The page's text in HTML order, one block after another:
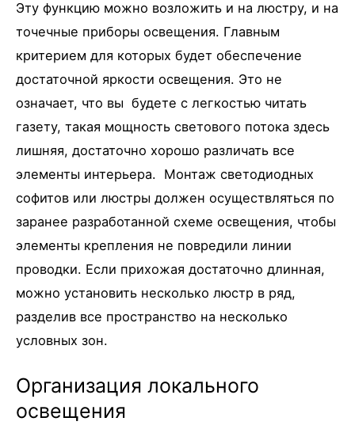
Эту функцию можно возложить и на люстру, и на
точечные приборы освещения. Главным
критерием для которых будет обеспечение
достаточной яркости освещения. Это не
означает, что вы будете с легкостью читать
газету, такая мощность светового потока здесь
лишняя, достаточно хорошо различать все
элементы интерьера. Монтаж светодиодных
софитов или люстры должен осуществляться по
заранее разработанной схеме освещения, чтобы
элементы крепления не повредили линии
проводки. Если прихожая достаточно длинная,
можно установить несколько люстр в ряд,
разделив все пространство на несколько
условных зон.
Организация локального
освещения